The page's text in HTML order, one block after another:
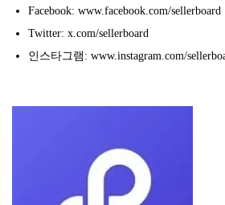
Facebook: www.facebook.com/sellerboard
Twitter: x.com/sellerboard
인스타그램: www.instagram.com/